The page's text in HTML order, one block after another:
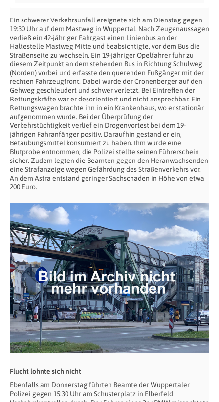
Ein schwerer Verkehrsunfall ereignete sich am Dienstag gegen
19:30 Uhr auf dem Mastweg in Wuppertal. Nach Zeugenaussagen
verließ ein 42-jähriger Fahrgast einen Linienbus an der
Haltestelle Mastweg Mitte und beabsichtigte, vor dem Bus die
Straßenseite zu wechseln. Ein 19-jähriger Opelfahrer fuhr zu
diesem Zeitpunkt an dem stehenden Bus in Richtung Schulweg
(Norden) vorbei und erfasste den querenden Fußgänger mit der
rechten Fahrzeugfront. Dabei wurde der Cronenberger auf den
Gehweg geschleudert und schwer verletzt. Bei Eintreffen der
Rettungskräfte war er desorientiert und nicht ansprechbar. Ein
Rettungswagen brachte ihn in ein Krankenhaus, wo er stationär
aufgenommen wurde. Bei der Überprüfung der
Verkehrstüchtigkeit verlief ein Drogenvortest bei dem 19-
jährigen Fahranfänger positiv. Daraufhin gestand er ein,
Betäubungsmittel konsumiert zu haben. Ihm wurde eine
Blutprobe entnommen; die Polizei stellte seinen Führerschein
sicher. Zudem legten die Beamten gegen den Heranwachsenden
eine Strafanzeige wegen Gefährdung des Straßenverkehrs vor.
An dem Astra entstand geringer Sachschaden in Höhe von etwa
200 Euro.
Flucht lohnte sich nicht
Ebenfalls am Donnerstag führten Beamte der Wuppertaler
Polizei gegen 15:30 Uhr am Schusterplatz in Elberfeld